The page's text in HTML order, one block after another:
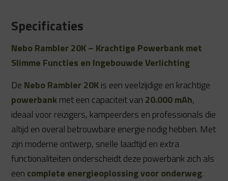
Specificaties
Nebo Rambler 20K – Krachtige Powerbank met
Slimme Functies en Ingebouwde Verlichting
De Nebo Rambler 20Kis een veelzijdige en krachtige
powerbankmet een capaciteit van 20.000 mAh,
ideaal voor reizigers, kampeerders en professionals die
altijd en overal betrouwbare energie nodig hebben. Met
zijn moderne ontwerp, snelle laadtijd en extra
functionaliteiten onderscheidt deze powerbank zich als
een complete energieoplossing voor onderweg.